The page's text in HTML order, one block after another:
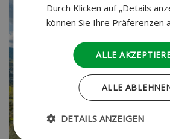
Durch Klicken auf „Details
können Sie Ihre Präferenzen
ALLE
ALLE
DETAILS ANZEIGEN